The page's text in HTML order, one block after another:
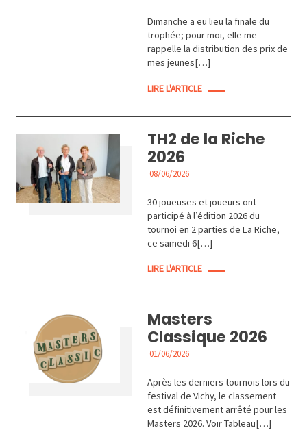
Dimanche a eu lieu la finale du
trophée; pour moi, elle me
rappelle la distribution des prix de
mes jeunes[…]
LIRE L'ARTICLE
TH2 de la Riche
2026
08/06/2026
30 joueuses et joueurs ont
participé à l’édition 2026 du
tournoi en 2 parties de La Riche,
ce samedi 6[…]
LIRE L'ARTICLE
Masters
Classique 2026
01/06/2026
Après les derniers tournois lors du
festival de Vichy, le classement
est définitivement arrêté pour les
Masters 2026. Voir Tableau[…]